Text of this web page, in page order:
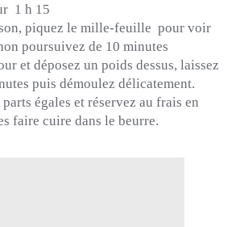
1 h 15
piquez le mille-feuille pour voir
poursuivez de 10 minutes
et déposez un poids dessus, laissez
puis démoulez délicatement.
égales et réservez au frais en
faire cuire dans le beurre.